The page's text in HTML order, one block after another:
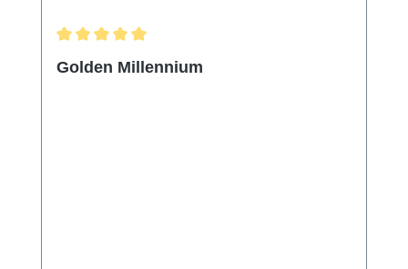
Golden Millennium